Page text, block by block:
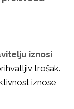
iznosi
trošak.
iznose